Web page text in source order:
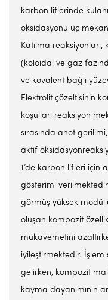
karbon liflerinde
oksidasyonu üç
Katılma
(koloidal ve gaz
ve kovalent bağlı
Elektrolit çözeltisinin
koşulları reaksiyon
sırasında anot
aktif
1’de karbon lifleri için
gösterimi
görmüş yüksek
oluşan kompozit
mukavemetini
iyileştirmektedir. İşlem
gelirken, kompozit
kayma dayanımının